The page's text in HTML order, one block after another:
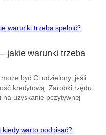
jakie warunki trzeba
być Ci udzielony, jeśli
kredytową. Zarobki rzędu
na uzyskanie pozytywnej